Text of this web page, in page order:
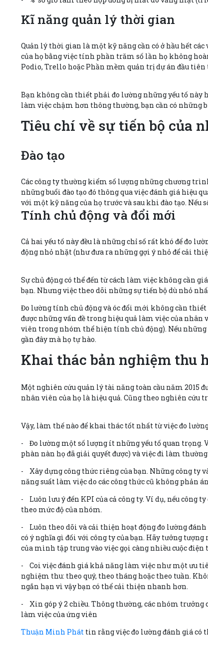
Kĩ năng quản lý thời gian
Quản lý thời gian là một kỹ năng cần có ở hầu hết
của họ bằng việc tính phần trăm số lần họ không
Podio, Trello hoặc Phần mềm quản trị dự án đầu
Bạn không cần thiết phải đo lường những yếu tố
làm việc chậm hơn thông thường, bạn cần có những
Tiêu chí về sự tiến bộ của
Đào tạo
Các công ty thường kiểm số lượng những chương
những buổi đào tạo đó thông qua việc đánh giá hiệu
với một kỹ năng của họ trước và sau khi đào tạo. Nếu
Tính chủ động và đổi mới
Cả hai yếu tố này đều là những chỉ số rất khó để đo
động nhỏ nhặt (như đưa ra những gợi ý nhỏ để cải
Sự chủ động có thể đến từ cách làm việc không cần
bạn. Nhưng việc theo dõi những sự tiến bộ dù nhỏ
Đo lường tính chủ động và óc đổi mới không cần thiết
được những vấn đề trong hiệu quả làm việc của
viên trong nhóm thể hiện tính chủ động). Nếu
gần đây mà họ tự hào.
Khai thác bản nghiệm thu
Một nghiên cứu quản lý tài năng toàn cầu năm 2015
nhân viên của họ là hiệu quả. Cũng theo nghiên cứu
Vậy, làm thế nào để khai thác tốt nhất từ việc đo
- Đo lường một số lượng ít những yếu tố quan trọng.
phàn nàn họ đã giải quyết được) và việc đi làm
- Xây dựng công thức riêng của bạn. Những công ty
năng suất làm việc do các công thức cũ không phản
- Luôn lưu ý đến KPI của cả công ty. Ví dụ, nếu công
theo mức độ của nhóm.
- Luôn theo dõi và cải thiện hoạt động đo lường
có ý nghĩa gì đối với công ty của bạn. Hãy tưởng
của mình tập trung vào việc gọi càng nhiều cuộc
- Coi việc đánh giá khả năng làm việc như một ưu
nghiệm thu: theo quý, theo tháng hoặc theo tuần.
ngắn hạn vì vậy bạn có thể cải thiện nhanh hơn.
- Xin góp ý 2 chiều. Thông thường, các nhóm trưởng
làm việc của ứng viên
Thuận Minh Phát tin rằng việc đo lường đánh giá có